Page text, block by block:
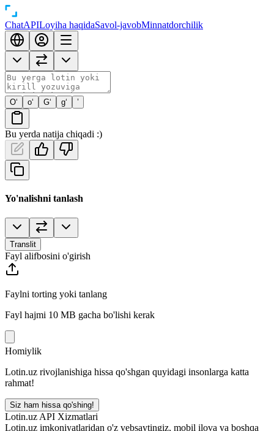
ChatAPILoyiha haqidaSavol-javobMinnatdorchilik
O‘ o‘ G‘ g‘ ’
Bu yerda natija chiqadi :)
Yo'nalishni tanlash
Translit
Fayl alifbosini o'girish
Faylni torting yoki tanlang
Fayl hajmi 10 MB gacha bo'lishi kerak
Homiylik
Lotin.uz rivojlanishiga hissa qo'shgan quyidagi insonlarga katta
rahmat!
Siz ham hissa qo'shing!
Lotin.uz API Xizmatlari
Lotin.uz imkoniyatlaridan o'z vebsaytingiz, mobil ilova va boshqa